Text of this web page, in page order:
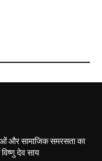
और सामाजिक समरसता का
देव साय